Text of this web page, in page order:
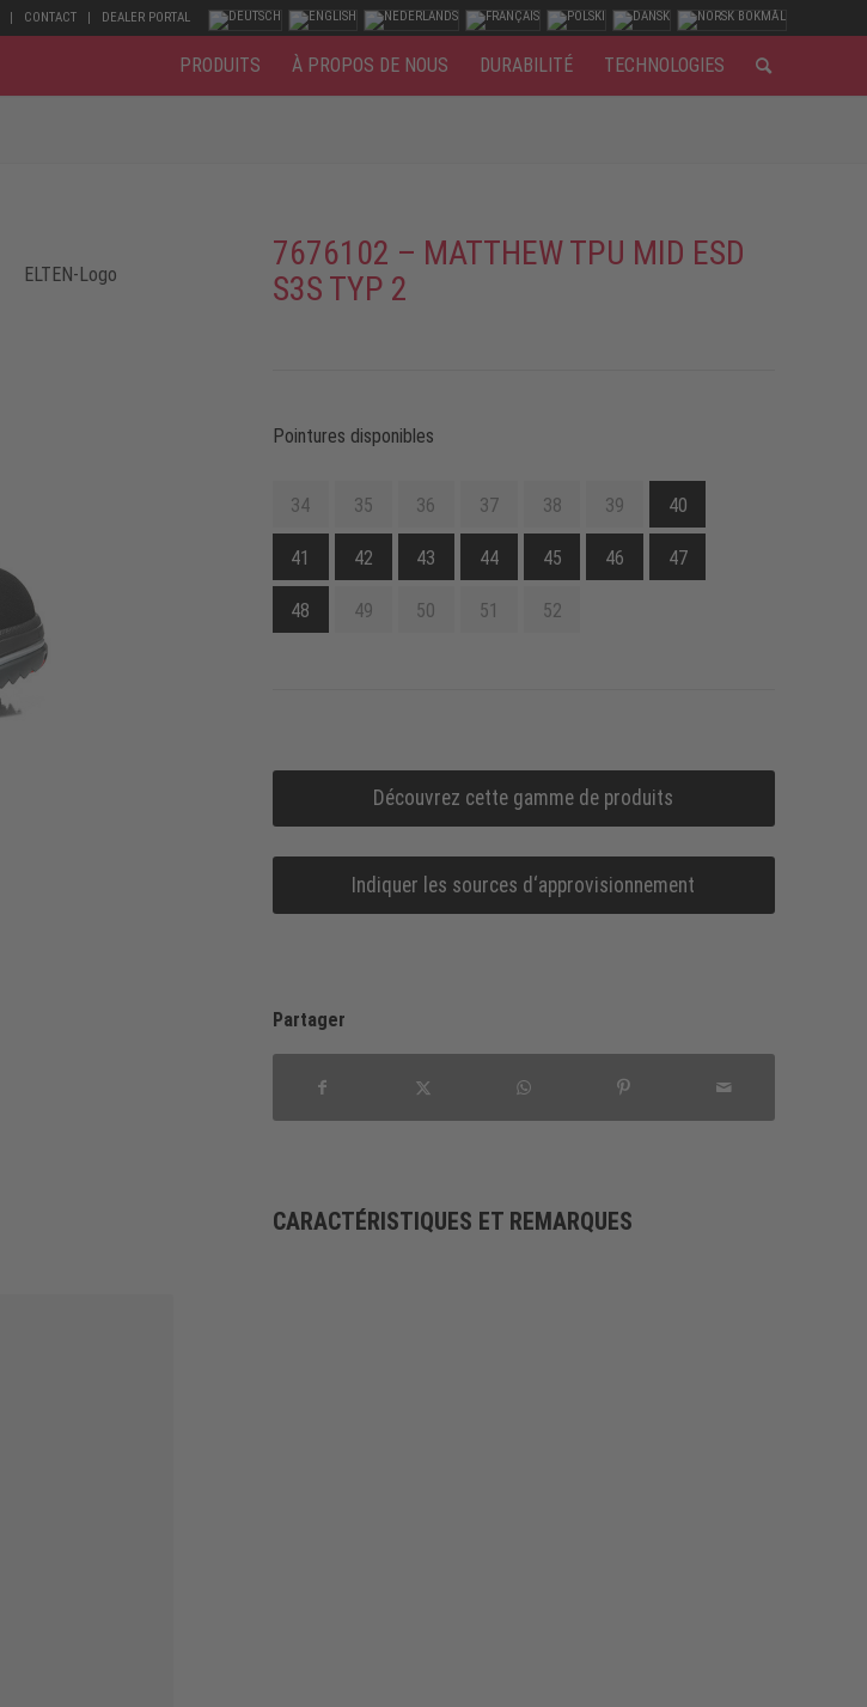
CONTACT DEALER PORTAL
PRODUITS À PROPOS DE NOUS DURABILITÉ TECHNOLOGIES
7676102 – MATTHEW TPU MID ESD
S3S TYP 2
Pointures disponibles
34 35 36 37 38 39 40
41 42 43 44 45 46 47
48 49 50 51 52
Découvrez cette gamme de produits
Indiquer les sources d‘approvisionnement
Partager
CARACTÉRISTIQUES ET REMARQUES